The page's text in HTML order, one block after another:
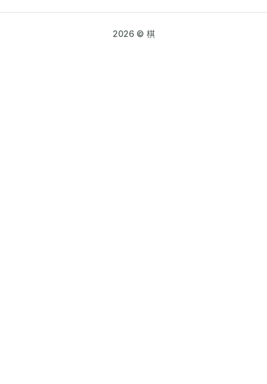
2026 © 棋